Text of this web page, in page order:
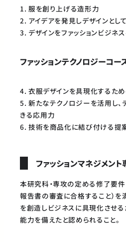
1. 服を創り上げる造形力
2. アイデアを発見しデザインとし
3. デザインをファッションビジネ
ファッションテクノロジーコー
4. 衣服デザインを具現化するた
5. 新たなテクノロジーを活用し、
きる応用力
6. 技術を商品化に結び付ける提
ファッションマネジメント
本研究科・専攻の定める修了要件
報告書の審査に合格すること）を
を創造しビジネスに具現化させ
能力を備えたと認められること。